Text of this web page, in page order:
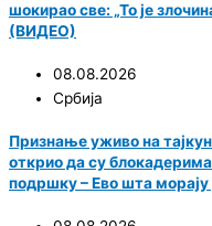
шокирао све: „То је
(ВИДЕО)
08.08.2026
Србија
Признање уживо на
открио да су
подршку – Ево шта морају